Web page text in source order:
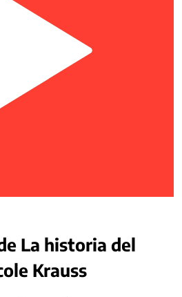
La historia del
Krauss